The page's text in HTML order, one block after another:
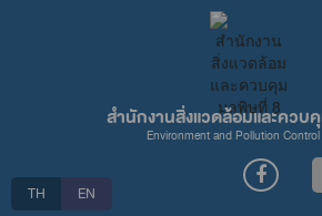
สำนักงานสิ่งแวดล้อมและคว
Environment and Pollution
TH EN